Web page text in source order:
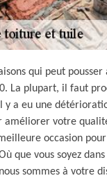
qui peut pousser
La plupart, il faut
y a eu une
améliorer votre
occasion
que vous soyez
sommes à votre